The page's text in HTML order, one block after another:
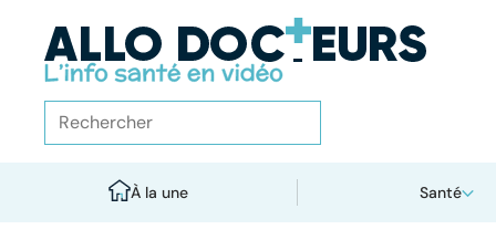
À la une Santé